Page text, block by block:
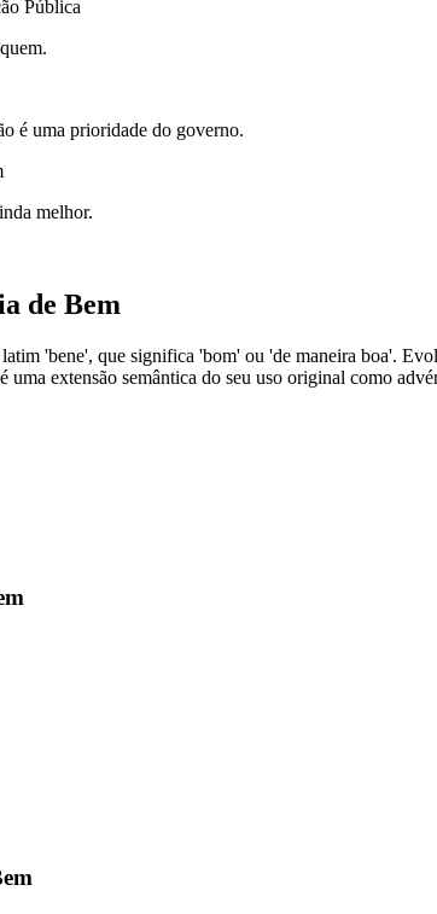
Pública
é uma prioridade do governo.
melhor.
de Bem
'bene', que significa 'bom' ou 'de maneira boa'.
uma extensão semântica do seu uso original como